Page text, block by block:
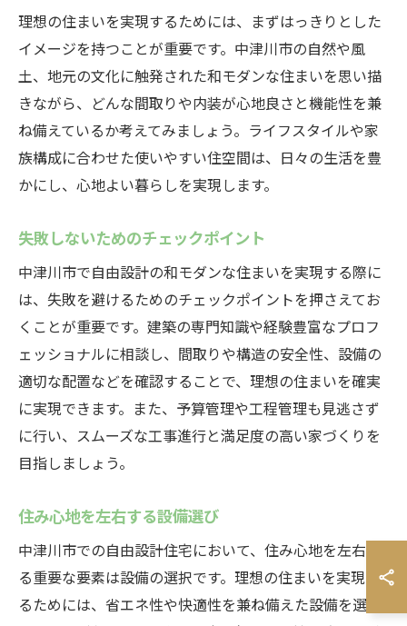
理想の住まいを実現するためには、まずはっきりとした
イメージを持つことが重要です。中津川市の自然や風
土、地元の文化に触発された和モダンな住まいを思い描
きながら、どんな間取りや内装が心地良さと機能性を兼
ね備えているか考えてみましょう。ライフスタイルや家
族構成に合わせた使いやすい住空間は、日々の生活を豊
かにし、心地よい暮らしを実現します。
失敗しないためのチェックポイント
中津川市で自由設計の和モダンな住まいを実現する際に
は、失敗を避けるためのチェックポイントを押さえてお
くことが重要です。建築の専門知識や経験豊富なプロフ
ェッショナルに相談し、間取りや構造の安全性、設備の
適切な配置などを確認することで、理想の住まいを確実
に実現できます。また、予算管理や工程管理も見逃さず
に行い、スムーズな工事進行と満足度の高い家づくりを
目指しましょう。
住み心地を左右する設備選び
中津川市での自由設計住宅において、住み心地を左右す
る重要な要素は設備の選択です。理想の住まいを実現す
るためには、省エネ性や快適性を兼ね備えた設備を選定